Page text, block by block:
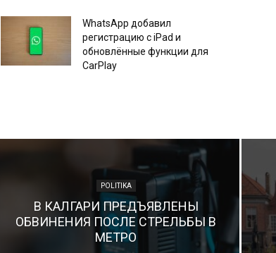
WhatsApp добавил
регистрацию с iPad и
обновлённые функции для
CarPlay
POLITIKA
В КАЛГАРИ ПРЕДЪЯВЛЕНЫ
ОБВИНЕНИЯ ПОСЛЕ СТРЕЛЬБЫ В
МЕТРО